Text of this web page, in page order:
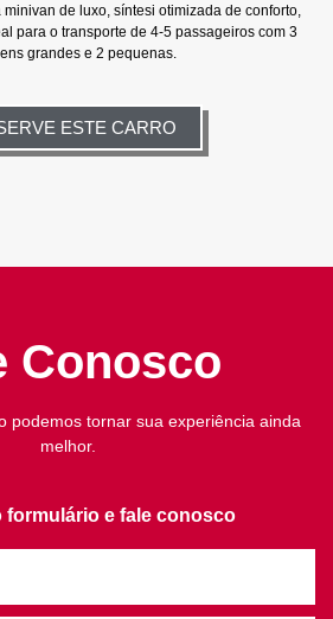
de luxo, síntesi otimizada de conforto,
para o transporte de 4-5 passageiros com 3
grandes e 2 pequenas.
ESTE CARRO
Conosco
podemos tornar sua experiência ainda
melhor.
formulário e fale conosco